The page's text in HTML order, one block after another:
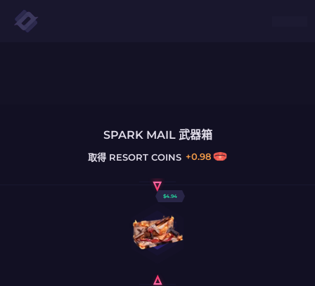
SPARK MAIL 武器箱
取得 RESORT COINS +0.98
$4.94